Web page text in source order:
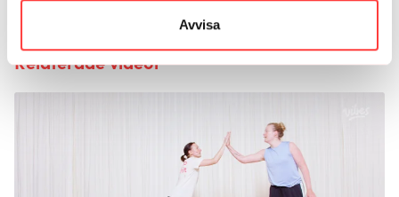
Avvisa
Relaterade videor